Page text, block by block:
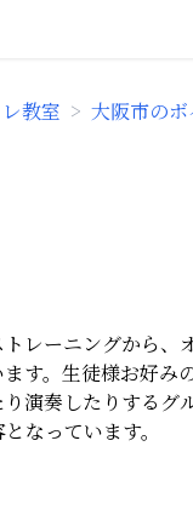
教室 > 大阪市の
レーニングから、
す。生徒様お好み
演奏したりするグ
なっています。